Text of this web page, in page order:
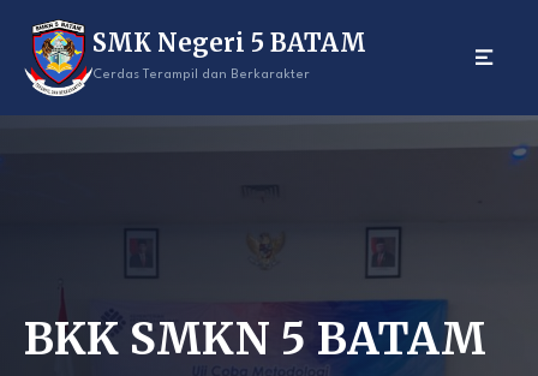
content
SMK Negeri 5 BATAM
Cerdas Terampil dan Berkarakter
BKK SMKN 5 BATAM